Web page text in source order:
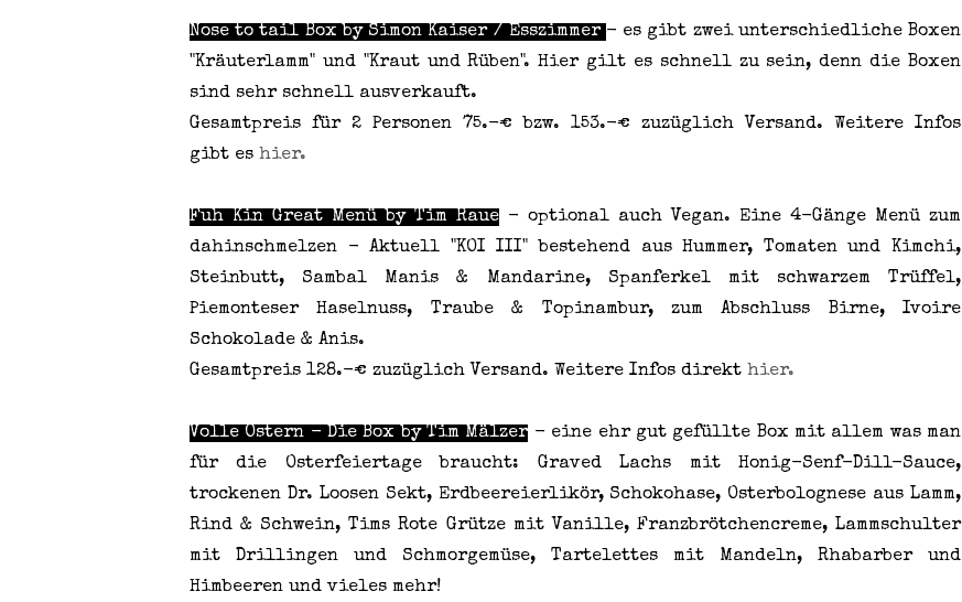
Nose to tail Box by Simon Kaiser / Esszimmer - es gibt zwei unterschiedliche Boxen
"Kräuterlamm" und "Kraut und Rüben". Hier gilt es schnell zu sein, denn die Boxen
sind sehr schnell ausverkauft.
Gesamtpreis für 2 Personen 75.-€ bzw. 153.-€ zuzüglich Versand. Weitere Infos
gibt es hier.
Fuh Kin Great Menü by Tim Raue - optional auch Vegan. Eine 4-Gänge Menü zum
dahinschmelzen - Aktuell "KOI III" bestehend aus Hummer, Tomaten und Kimchi,
Steinbutt, Sambal Manis & Mandarine, Spanferkel mit schwarzem Trüffel,
Piemonteser Haselnuss, Traube & Topinambur, zum Abschluss Birne, Ivoire
Schokolade & Anis.
Gesamtpreis 128.-€ zuzüglich Versand. Weitere Infos direkt hier.
Volle Ostern - Die Box by Tim Mälzer - eine ehr gut gefüllte Box mit allem was man
für die Osterfeiertage braucht: Graved Lachs mit Honig-Senf-Dill-Sauce,
trockenen Dr. Loosen Sekt, Erdbeereierlikör, Schokohase, Osterbolognese aus Lamm,
Rind & Schwein, Tims Rote Grütze mit Vanille, Franzbrötchencreme, Lammschulter
mit Drillingen und Schmorgemüse, Tartelettes mit Mandeln, Rhabarber und
Himbeeren und vieles mehr!